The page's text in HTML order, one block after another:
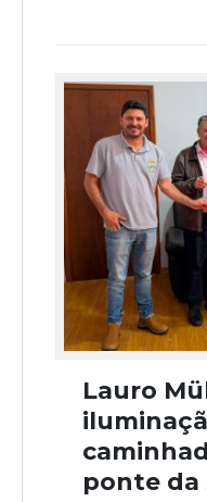
Lauro
ponte da